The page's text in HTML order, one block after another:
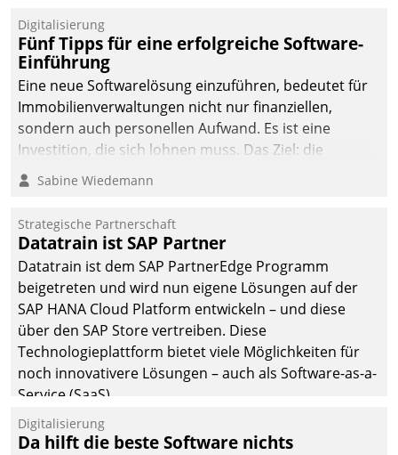
Digitalisierung
Fünf Tipps für eine erfolgreiche Software-
Einführung
Eine neue Softwarelösung einzuführen, bedeutet für
Immobilienverwaltungen nicht nur finanziellen,
sondern auch personellen Aufwand. Es ist eine
Investition, die sich lohnen muss. Das Ziel: die
nachhaltige Optimierung der Geschäftsabläufe. Damit
dieses Ziel erreicht wird, sollten einige Grundregeln
Sabine Wiedemann
Strategische Partnerschaft
Datatrain ist SAP Partner
Datatrain ist dem SAP PartnerEdge Programm
beigetreten und wird nun eigene Lösungen auf der
SAP HANA Cloud Platform entwickeln – und diese
über den SAP Store vertreiben. Diese
Technologieplattform bietet viele Möglichkeiten für
noch innovativere Lösungen – auch als Software-as-a-
Service (SaaS).
Digitalisierung
Da hilft die beste Software nichts